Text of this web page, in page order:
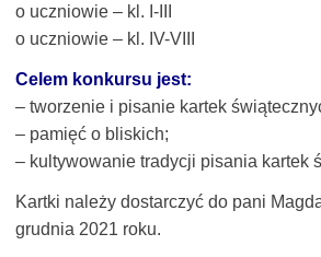
o uczniowie – kl. I-III
o uczniowie – kl. IV-VIII
Celem konkursu jest:
– tworzenie i pisanie kartek
– pamięć o bliskich;
– kultywowanie tradycji pisania kartek
Kartki należy dostarczyć do pani
grudnia 2021 roku.